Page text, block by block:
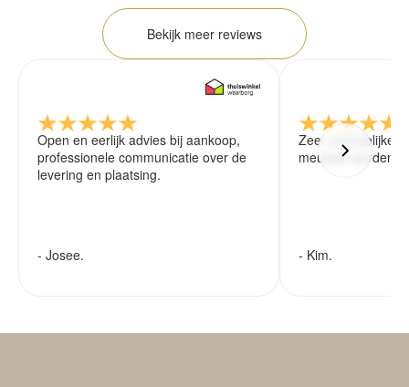
Bekijk meer reviews
Open en eerlijk advies bij aankoop,
professionele communicatie over de
levering en plaatsing.
- Josee.
Zeer vriendelijke
meubels worden
- Kim.